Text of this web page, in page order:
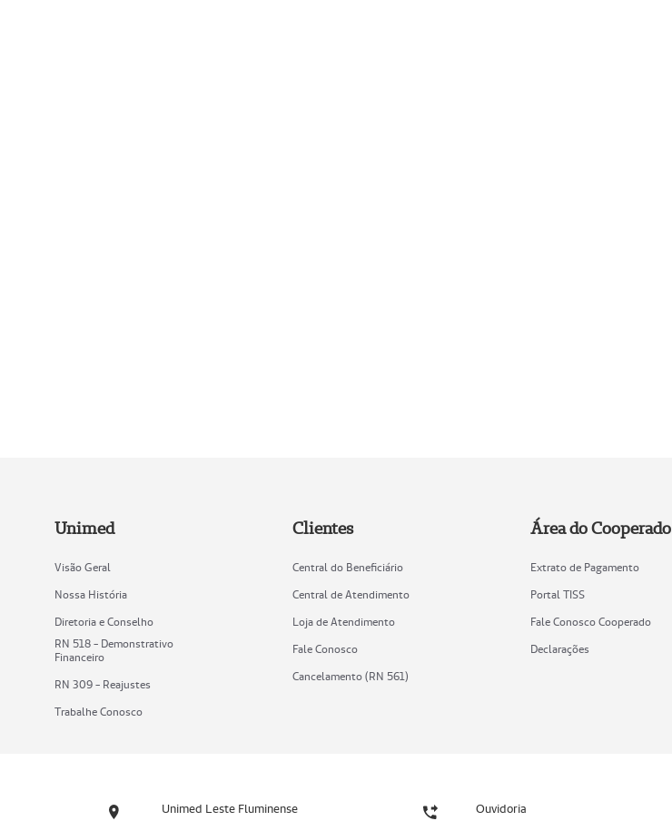
Unimed
Visão Geral
Nossa História
Diretoria e Conselho
RN 518 - Demonstrativo
Financeiro
RN 309 - Reajustes
Trabalhe Conosco
Clientes
Central do Beneficiário
Central de Atendimento
Loja de Atendimento
Fale Conosco
Cancelamento (RN 561)
Área do Cooperado
Extrato de Pagamento
Portal TISS
Fale Conosco Cooperado
Declarações
Unimed Leste Fluminense Ouvidoria